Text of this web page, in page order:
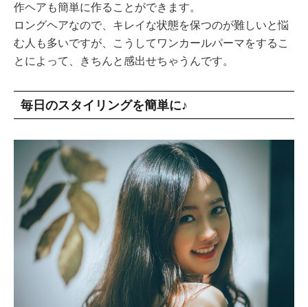
作ヘアも簡単に作ることができます。
ロングヘアなので、キレイな状態を保つのが難しいと悩
む人も多いですが、こうしてワンカールパーマをするこ
とによって、きちんと感出せちゃうんです。
毎日のスタイリングを簡単に♪